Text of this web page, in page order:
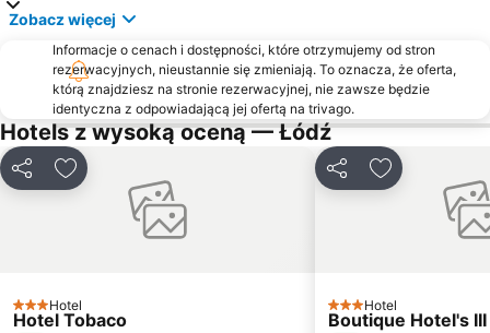
Geometryczny środek Polski
Ski Park Malinka
Casablanca
Kościół pw św Maksymiliana
Kościół pw Wniebowzięcia NMP
Park Sielanka
Kościół pw św Kazimierza Królewicza
Kościół pw Św Michała Archanioła
Zobacz więcej
Informacje o cenach i dostępności, które otrzymujemy od stron
rezerwacyjnych, nieustannie się zmieniają. To oznacza, że oferta,
którą znajdziesz na stronie rezerwacyjnej, nie zawsze będzie
identyczna z odpowiadającą jej ofertą na trivago.
Hotels z wysoką oceną — Łódź
UdostępnijDodaj do ulubionych
3 Kategoria
Hotel
Hotel Tobaco
UdostępnijDodaj do
3 Kategoria
Hotel
Boutique Hotel's III